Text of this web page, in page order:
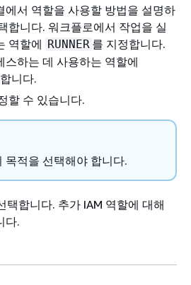
에서 역할을 사용할 방법을 설명하
합니다. 워크플로에서 작업을 실
역할에 RUNNER 를 지정합니다.
스하는 데 사용하는 역할에
니다.
할 수 있습니다.
목적을 선택해야 합니다.
택합니다. 추가 IAM 역할에 대해
다.